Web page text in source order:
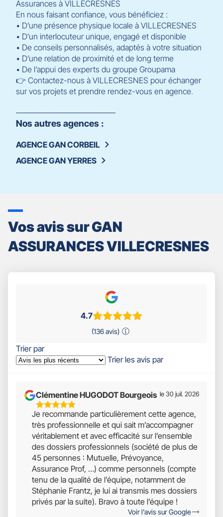
Assurances à VILLECRESNES
En nous faisant confiance, vous bénéficiez :
• D’une présence physique locale à VILLECRESNES
• D’un interlocuteur unique, engagé et disponible
• De conseils personnalisés, adaptés à votre situation
• D’une relation de proximité et de long terme
• De l’appui des experts du groupe Groupama
👉 Contactez-nous à VILLECRESNES pour échanger
sur vos projets et prendre rendez-vous en agence.
Nos autres agences :
AGENCE GAN CORBEIL
AGENCE GAN YERRES
Vos avis sur GAN
ASSURANCES VILLECRESNES
4.7
(136 avis)
Trier par
Trier les avis par
Clémentine HUGODOT Bourgeois
5
Étoiles
Sur
5
le 30 juil. 2026
Je recommande particulièrement cette agence,
très professionnelle et qui sait m’accompagner
véritablement et avec efficacité sur l’ensemble
des dossiers professionnels (société de plus de
45 personnes : Mutuelle, Prévoyance,
Assurance Prof, …) comme personnels (compte
tenu de la qualité de l’équipe, notamment de
Stéphanie Frantz, je lui ai transmis mes dossiers
privés par la suite). Bravo à toute l’équipe !
Voir l'avis sur Google